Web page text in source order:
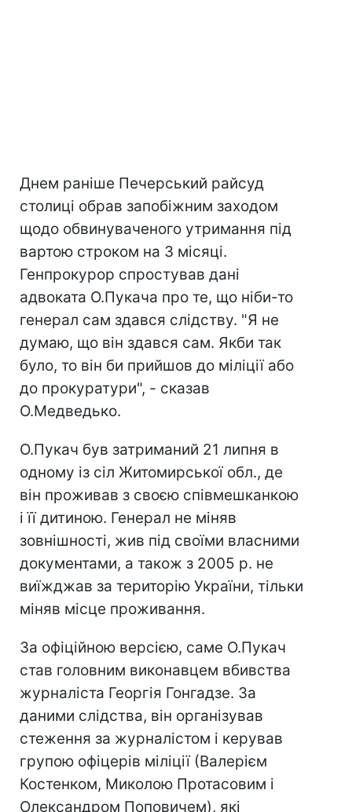
Днем раніше Печерський райсуд
столиці обрав запобіжним заходом
щодо обвинуваченого утримання під
вартою строком на 3 місяці.
Генпрокурор спростував дані
адвоката О.Пукача про те, що ніби-то
генерал сам здався слідству. "Я не
думаю, що він здався сам. Якби так
було, то він би прийшов до міліції або
до прокуратури", - сказав
О.Медведько.
О.Пукач був затриманий 21 липня в
одному із сіл Житомирської обл., де
він проживав з своєю співмешканкою
і її дитиною. Генерал не міняв
зовнішності, жив під своїми власними
документами, а також з 2005 р. не
виїжджав за територію України, тільки
міняв місце проживання.
За офіційною версією, саме О.Пукач
став головним виконавцем вбивства
журналіста Георгія Гонгадзе. За
даними слідства, він організував
стеження за журналістом і керував
групою офіцерів міліції (Валерієм
Костенком, Миколою Протасовим і
Олександром Поповичем), які